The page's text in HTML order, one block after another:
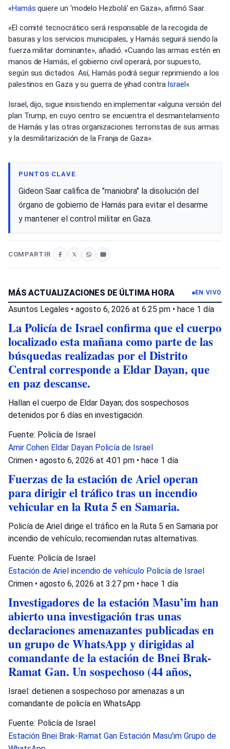
«Hamás quiere un ‘modelo Hezbolá’ en Gaza», afirmó Saar.
«El comité tecnocrático será responsable de la recogida de
basuras y los servicios municipales, y Hamás seguirá siendo la
fuerza militar dominante», añadió. «Cuando las armas estén en
manos de Hamás, el gobierno civil operará, por supuesto,
según sus dictados. Así, Hamás podrá seguir reprimiendo a los
palestinos en Gaza y su guerra de yihad contra Israel«.
Israel, dijo, sigue insistiendo en implementar «alguna versión del
plan Trump, en cuyo centro se encuentra el desmantelamiento
de Hamás y las otras organizaciones terroristas de sus armas
y la desmilitarización de la Franja de Gaza».
PUNTOS CLAVE
Gideon Saar califica de "maniobra" la disolución del
órgano de gobierno de Hamás para evitar el desarme
y mantener el control militar en Gaza.
COMPARTIR
MÁS ACTUALIZACIONES DE ÚLTIMA HORA EN VIVO
Asuntos Legales • agosto 6, 2026 at 6:25 pm • hace 1 día
La Policía de Israel confirma que el cuerpo
localizado esta mañana como parte de las
búsquedas realizadas por el Distrito
Central corresponde a Eldar Dayan, que
en paz descanse.
Hallan el cuerpo de Eldar Dayan; dos sospechosos
detenidos por 6 días en investigación.
Fuente: Policía de Israel
Amir Cohen Eldar Dayan Policía de Israel
Crimen • agosto 6, 2026 at 4:01 pm • hace 1 día
Fuerzas de la estación de Ariel operan
para dirigir el tráfico tras un incendio
vehicular en la Ruta 5 en Samaria.
Policía de Ariel dirige el tráfico en la Ruta 5 en Samaria por
incendio de vehículo; recomiendan rutas alternativas.
Fuente: Policía de Israel
Estación de Ariel incendio de vehículo Policía de Israel
Crimen • agosto 6, 2026 at 3:27 pm • hace 1 día
Investigadores de la estación Masu’im han
abierto una investigación tras unas
declaraciones amenazantes publicadas en
un grupo de WhatsApp y dirigidas al
comandante de la estación de Bnei Brak-
Ramat Gan. Un sospechoso (44 años,
Israel: detienen a sospechoso por amenazas a un
comandante de policía en WhatsApp
Fuente: Policía de Israel
Estación Bnei Brak-Ramat Gan Estación Masu'im Grupo de